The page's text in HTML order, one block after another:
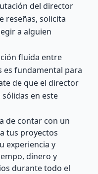
del director
reseñas, solicita
a alguien
fluida entre
es fundamental para
de que el director
en este
de contar con un
tus proyectos
experiencia y
dinero y
durante todo el